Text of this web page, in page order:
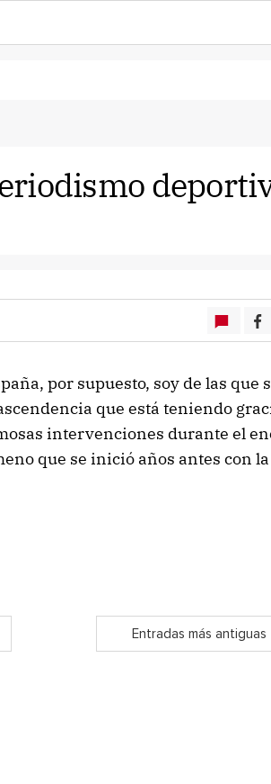
por supuesto, soy de las que
que está teniendo
intervenciones durante el
que se inició años antes con la
Entradas más antiguas